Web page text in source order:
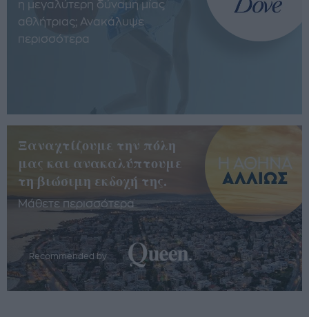
η μεγαλύτερη δύναμη μίας
αθλήτριας; Ανακάλυψε
περισσότερα
Ξαναχτίζουμε την πόλη
μας και ανακαλύπτουμε
τη βιώσιμη εκδοχή της.
Μάθετε περισσότερα
Recommended by